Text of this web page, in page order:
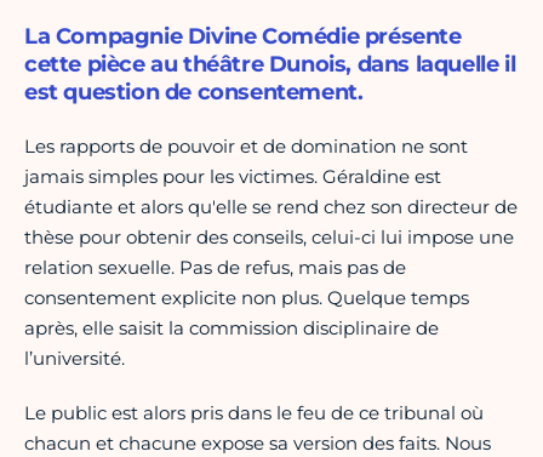
La Compagnie Divine Comédie présente
cette pièce au théâtre Dunois, dans laquelle il
est question de consentement.
Les rapports de pouvoir et de domination ne sont
jamais simples pour les victimes. Géraldine est
étudiante et alors qu'elle se rend chez son directeur de
thèse pour obtenir des conseils, celui-ci lui impose une
relation sexuelle. Pas de refus, mais pas de
consentement explicite non plus. Quelque temps
après, elle saisit la commission disciplinaire de
l’université.
Le public est alors pris dans le feu de ce tribunal où
chacun et chacune expose sa version des faits. Nous